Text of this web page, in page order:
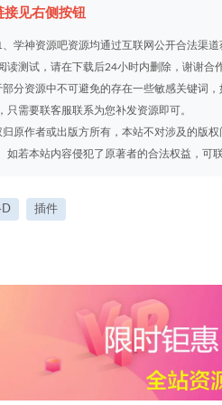
接见右侧按钮
、学神资源吧资源均通过互联网公开合法渠
读测试，请在下载后24小时内删除，谢谢合
部分资源中不可避免的存在一些敏感关键词
只需要联客服联系为您补发资源即可。
归原作者或出版方所有，本站不对涉及的版
如若本站内容侵犯了原著者的合法权益，可
插件